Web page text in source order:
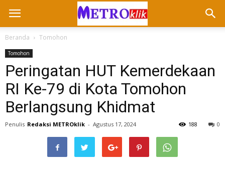
Beranda Tomohon
Tomohon
Peringatan HUT Kemerdekaan
RI Ke-79 di Kota Tomohon
Berlangsung Khidmat
Penulis Redaksi METROklik - Agustus 17, 2024 0
188